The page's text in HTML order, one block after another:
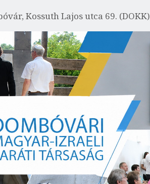
Kossuth Lajos utca 69. (DOKK)